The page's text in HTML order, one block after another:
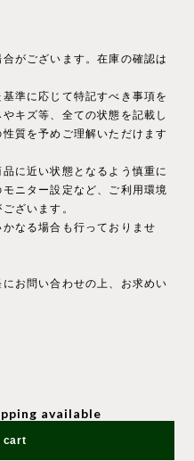
がございます。在庫の確認は
準に応じて特記すべき事項を
キズ等、全ての状態を記載し
質を予めご理解いただけます
に近い状態となるよう慎重に
ニター設定など、ご利用環境
ざいます。
なる場合も行っておりませ
お問い合わせの上、お求めい
available
cart